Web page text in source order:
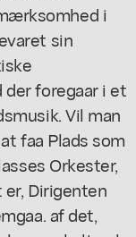
i
sin
der foregaar i et
Vil man
faa Plads som
Orkester,
er, Dirigenten
af det,